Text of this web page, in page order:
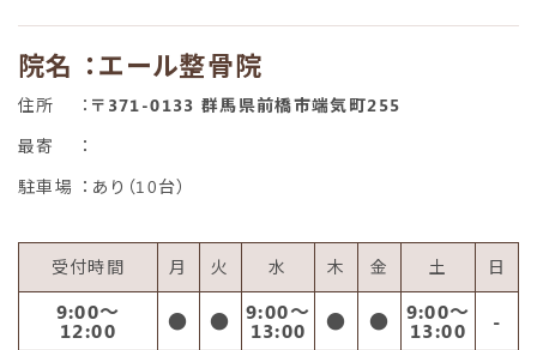
院名 ：エール整骨院
住所 ： 〒371-0133 群馬県前橋市端気町255
最寄
：
駐車場 ：あり（10台）
受付時間 月 火 水 木 金 土 日
9:00〜
12:00 ● ● 9:00〜
13:00 ● ● 9:00〜
13:00
-